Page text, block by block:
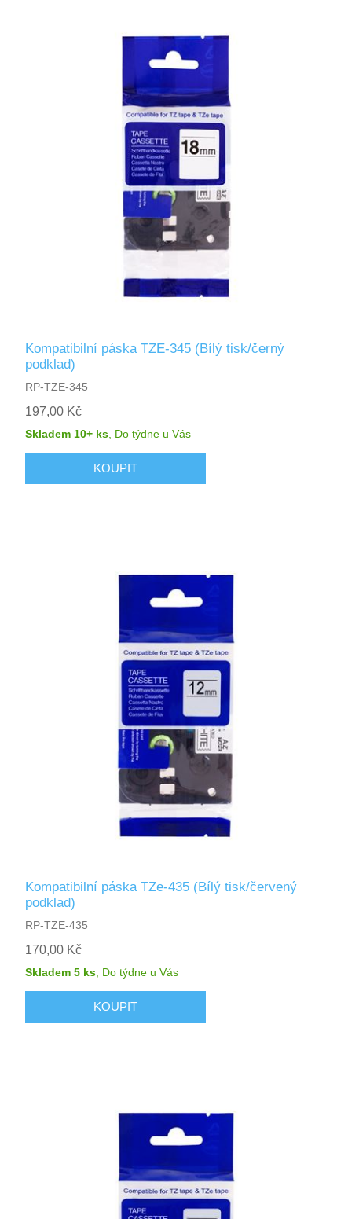
Kompatibilní páska TZE-345 (Bílý tisk/černý
podklad)
RP-TZE-345
197,00 Kč
Skladem 10+ ks Do týdne u Vás
Kompatibilní páska TZe-435 (Bílý tisk/červený
podklad)
RP-TZE-435
170,00 Kč
Skladem 5 ks Do týdne u Vás